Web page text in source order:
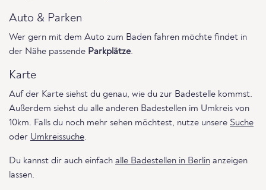
Auto & Parken
Wer gern mit dem Auto zum Baden fahren möchte findet in
der Nähe passende Parkplätze.
Karte
Auf der Karte siehst du genau, wie du zur Badestelle kommst.
Außerdem siehst du alle anderen Badestellen im Umkreis von
10km. Falls du noch mehr sehen möchtest, nutze unsere Suche
oder Umkreissuche.
Du kannst dir auch einfach alle Badestellen in Berlin anzeigen
lassen.